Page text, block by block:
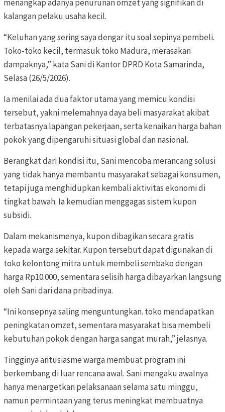
menangkap adanya penurunan omzet yang signifikan di
kalangan pelaku usaha kecil.
“Keluhan yang sering saya dengar itu soal sepinya pembeli.
Toko-toko kecil, termasuk toko Madura, merasakan
dampaknya,” kata Sani di Kantor DPRD Kota Samarinda,
Selasa (26/5/2026).
Ia menilai ada dua faktor utama yang memicu kondisi
tersebut, yakni melemahnya daya beli masyarakat akibat
terbatasnya lapangan pekerjaan, serta kenaikan harga bahan
pokok yang dipengaruhi situasi global dan nasional.
Berangkat dari kondisi itu, Sani mencoba merancang solusi
yang tidak hanya membantu masyarakat sebagai konsumen,
tetapi juga menghidupkan kembali aktivitas ekonomi di
tingkat bawah. Ia kemudian menggagas sistem kupon
subsidi.
Dalam mekanismenya, kupon dibagikan secara gratis
kepada warga sekitar. Kupon tersebut dapat digunakan di
toko kelontong mitra untuk membeli sembako dengan
harga Rp10.000, sementara selisih harga dibayarkan langsung
oleh Sani dari dana pribadinya.
“Ini konsepnya saling menguntungkan. toko mendapatkan
peningkatan omzet, sementara masyarakat bisa membeli
kebutuhan pokok dengan harga sangat murah,” jelasnya.
Tingginya antusiasme warga membuat program ini
berkembang di luar rencana awal. Sani mengaku awalnya
hanya menargetkan pelaksanaan selama satu minggu,
namun permintaan yang terus meningkat membuatnya